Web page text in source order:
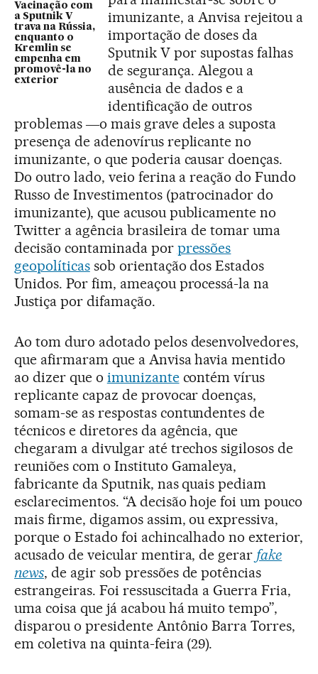
Vacinação com
a Sputnik V
trava na Rússia,
enquanto o
Kremlin se
empenha em
promovê-la no
exterior
imunizante, a Anvisa rejeitou a
importação de doses da
Sputnik V por supostas falhas
de segurança. Alegou a
ausência de dados e a
identificação de outros
problemas ―o mais grave deles a suposta
presença de adenovírus replicante no
imunizante, o que poderia causar doenças.
Do outro lado, veio ferina a reação do Fundo
Russo de Investimentos (patrocinador do
imunizante), que acusou publicamente no
Twitter a agência brasileira de tomar uma
decisão contaminada por pressões
geopolíticassob orientação dos Estados
Unidos. Por fim, ameaçou processá-la na
Justiça por difamação.
Ao tom duro adotado pelos desenvolvedores,
que afirmaram que a Anvisa havia mentido
ao dizer que o imunizantecontém vírus
replicante capaz de provocar doenças,
somam-se as respostas contundentes de
técnicos e diretores da agência, que
chegaram a divulgar até trechos sigilosos de
reuniões com o Instituto Gamaleya,
fabricante da Sputnik, nas quais pediam
esclarecimentos. “A decisão hoje foi um pouco
mais firme, digamos assim, ou expressiva,
porque o Estado foi achincalhado no exterior,
acusado de veicular mentira, de gerar fake
news, de agir sob pressões de potências
estrangeiras. Foi ressuscitada a Guerra Fria,
uma coisa que já acabou há muito tempo”,
disparou o presidente Antônio Barra Torres,
em coletiva na quinta-feira (29).